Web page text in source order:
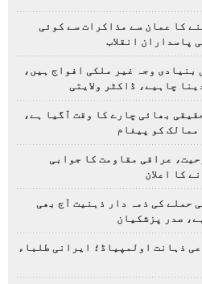
کا عمان سے مذاکرات سے کوئی
پاسداران انقلاب
بنیادی وجہ غیر ملکی افواج ہیں،
چاہیے، ڈاکٹر ولایتی
بھائی چارے کا وقت آگیا ہے،
کو پیغام
عراقی مقاومت کا جوابی
کا اعلان
حملے کی ذمہ دار ذہنیت آج بھی
صدر پزشکیان
ذہانت اولمپیاڈ؛ ایرانی طلباء